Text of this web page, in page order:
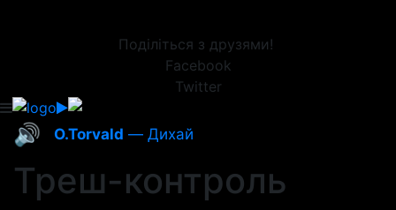
Поділіться з друзями!
Facebook
Twitter
🔊 O.Torvald — Дихай
Треш-контроль